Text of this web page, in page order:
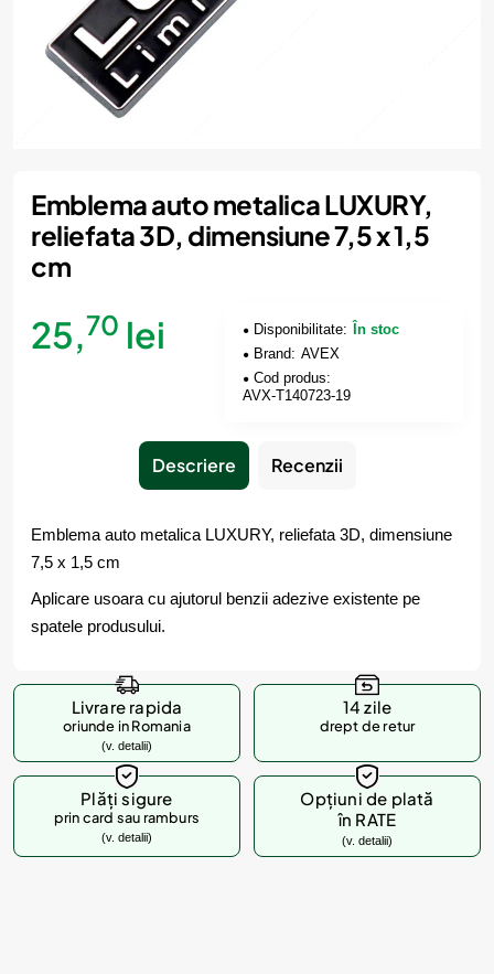
Emblema auto metalica LUXURY,
reliefata 3D, dimensiune 7,5 x 1,5
cm
25,70 lei Disponibilitate:
În stoc
Brand: AVEX
Cod produs:
AVX-T140723-19
Descriere Recenzii
Emblema auto metalica LUXURY, reliefata 3D, dimensiune
7,5 x 1,5 cm
Aplicare usoara cu ajutorul benzii adezive existente pe
spatele produsului.
Livrare rapida
oriunde in Romania
(v. detalii)
14 zile
drept de retur
Plăți sigure
prin card sau ramburs
(v. detalii)
Opțiuni de plată
în RATE
(v. detalii)